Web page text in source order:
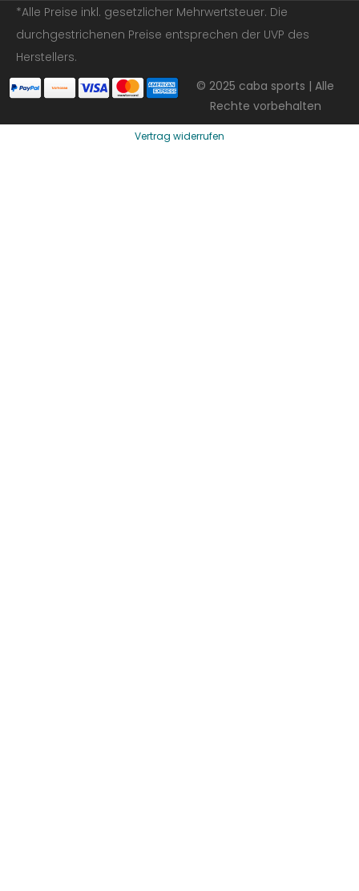
*Alle Preise inkl. gesetzlicher Mehrwertsteuer. Die
durchgestrichenen Preise entsprechen der UVP des
Herstellers.
© 2025 caba sports | Alle
Rechte vorbehalten
Vertrag widerrufen